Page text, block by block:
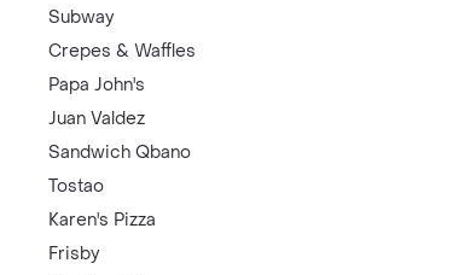
Subway
Crepes & Waffles
Papa John's
Juan Valdez
Sandwich Qbano
Tostao
Karen's Pizza
Frisby